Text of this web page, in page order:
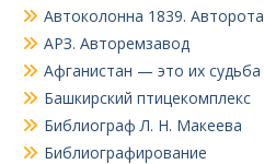
Автоколонна 1839. Авторота
АРЗ. Авторемзавод
Афганистан — это их судьба
Башкирский птицекомплекс
Библиограф Л. Н. Макеева
Библиографирование